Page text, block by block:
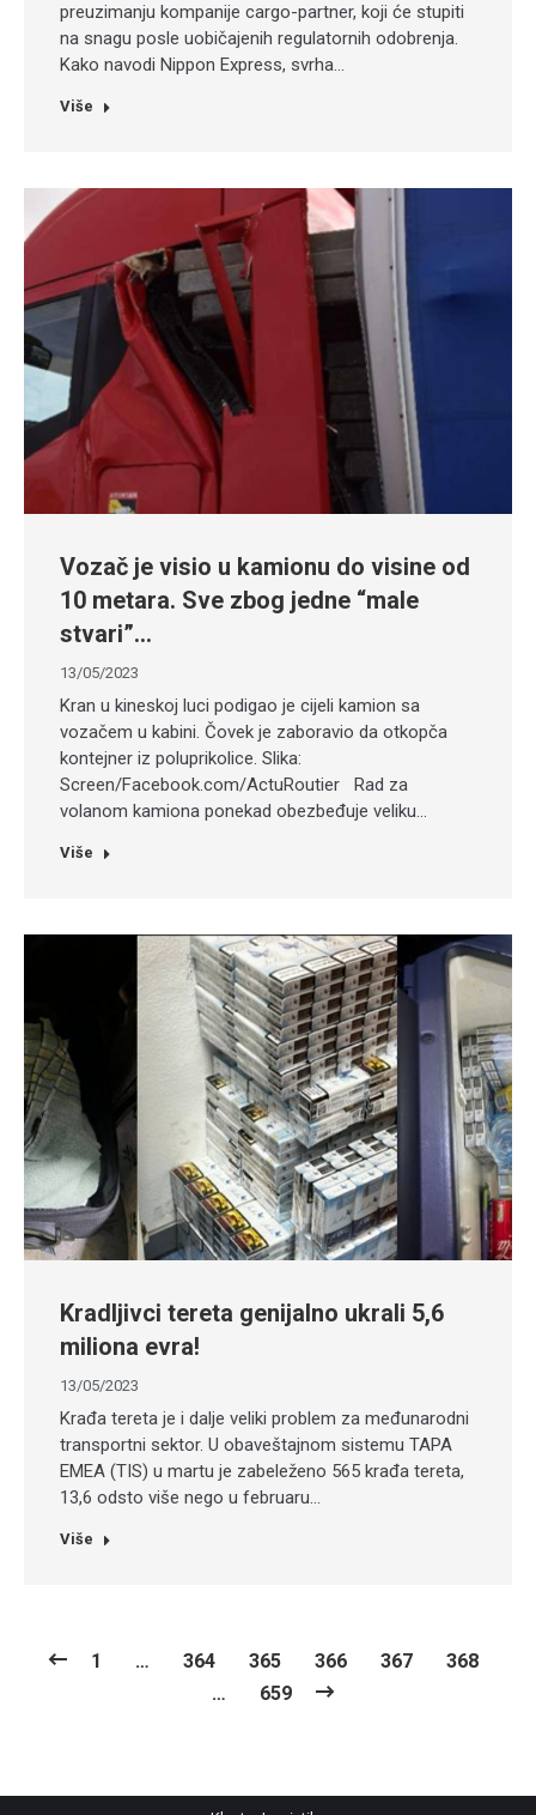
preuzimanju kompanije cargo-partner, koji će stupiti
na snagu posle uobičajenih regulatornih odobrenja.
Kako navodi Nippon Express, svrha…
Više
Vozač je visio u kamionu do visine od
10 metara. Sve zbog jedne “male
stvari”…
13/05/2023
Kran u kineskoj luci podigao je cijeli kamion sa
vozačem u kabini. Čovek je zaboravio da otkopča
kontejner iz poluprikolice. Slika:
Screen/Facebook.com/ActuRoutier Rad za
volanom kamiona ponekad obezbeđuje veliku…
Više
Kradljivci tereta genijalno ukrali 5,6
miliona evra!
13/05/2023
Krađa tereta je i dalje veliki problem za međunarodni
transportni sektor. U obaveštajnom sistemu TAPA
EMEA (TIS) u martu je zabeleženo 565 krađa tereta,
13,6 odsto više nego u februaru…
Više
1 … 364 365 366 367
368
…
659